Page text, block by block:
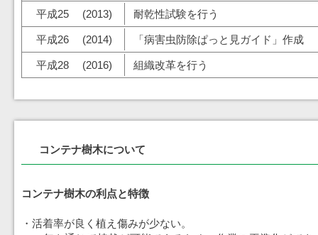
平成25 (2013) 耐乾性試験を行う
平成26 (2014) 「病害虫防除ぱっと見ガイド」作成
平成28 (2016) 組織改革を行う
コンテナ樹木について
コンテナ樹木の利点と特徴
・活着率が良く植え傷みが少ない。